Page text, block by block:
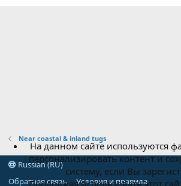
Near coastal & inland tugs
Russian (RU)
Обратная связь
Условия и правила
На данном сайте используются
персонализировать контент и
систему, если Вы
Продолжая использовать этот